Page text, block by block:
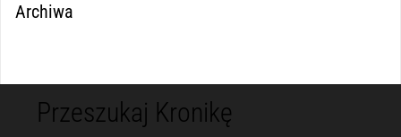
Archiwa
Przeszukaj Kronikę